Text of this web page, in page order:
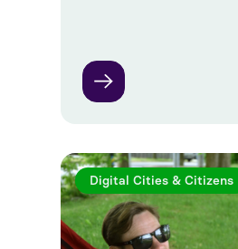
Digital Cities & Citizens